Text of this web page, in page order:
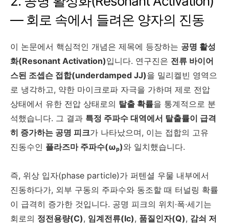
— 회로 속에서 들려온 양자의 진동
이 논문에서 핵심적인 개념은 제목에 등장하는 공명 활성
화(Resonant Activation)입니다. 연구진은 전류 바이어
스된 조셉슨 접합(underdamped JJ)을 밀리켈빈 영역으
로 냉각하고, 약한 마이크로파 자극을 가하며 제로 전압
상태에서 유한 전압 상태로의 탈출 확률을 통계적으로 분
석했습니다. 그 결과 특정 주파수 대역에서 탈출률이 급격
히 증가하는 공명 피크가 나타났으며, 이는 접합의 고유
진동수인 플라즈마 주파수(ωₚ)와 일치했습니다.
즉, 위상 입자(phase particle)가 퍼텐셜 우물 내부에서
진동하다가, 외부 구동의 주파수와 동조할 때 터널링 확률
이 급격히 증가한 것입니다. 공명 피크의 위치·폭·세기는
회로의 정전용량(C), 임계전류(Ic), 품질인자(Q), 감쇠 저